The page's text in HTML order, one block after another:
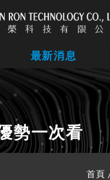
最新消息
勢一次看
首頁